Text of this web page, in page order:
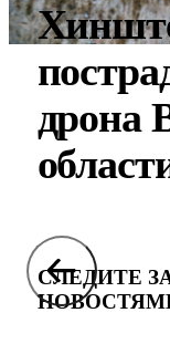
дрона
СЛЕДИТЕ